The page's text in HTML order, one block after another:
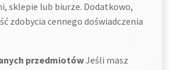
sklepie lub biurze. Dodatkowo,
zdobycia cennego doświadczenia
przedmiotówJeśli masz